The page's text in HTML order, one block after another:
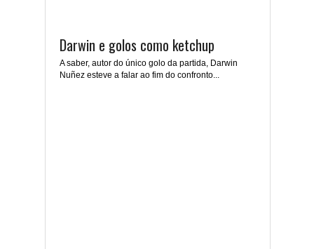
Darwin e golos como ketchup
A saber, autor do único golo da partida, Darwin
Nuñez esteve a falar ao fim do confronto...